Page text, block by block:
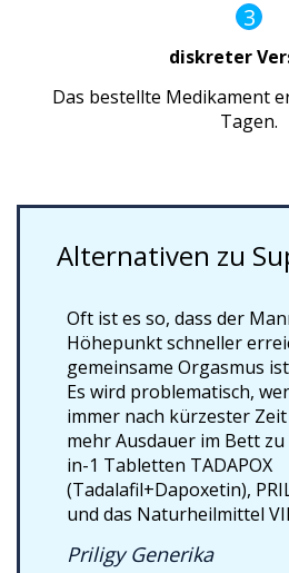
3
diskreter
Das bestellte Medikament
Tagen.
Alternativen zu
Oft ist es so, dass der
Höhepunkt schneller
gemeinsame Orgasmus
Es wird problematisch,
immer nach kürzester
mehr Ausdauer im Bett
in-1 Tabletten TADAPOX
(Tadalafil+Dapoxetin),
und das Naturheilmittel
Priligy Generika